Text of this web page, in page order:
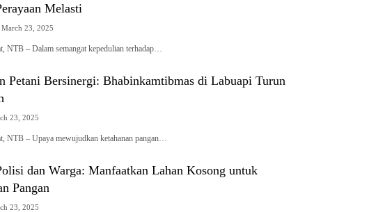
Melasti
March 23, 2025
NTB – Dalam semangat kepedulian terhadap…
Petani Bersinergi: Bhabinkamtibmas di Labuapi Turun
23, 2025
NTB – Upaya mewujudkan ketahanan pangan…
dan Warga: Manfaatkan Lahan Kosong untuk
Pangan
23, 2025